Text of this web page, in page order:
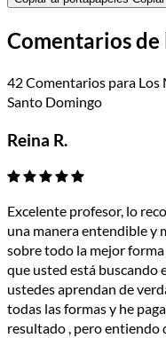
Comentarios de
42 Comentarios para Los
Santo Domingo
Reina R.
Excelente profesor, lo
una manera entendible y
sobre todo la mejor
que usted está buscando
ustedes aprendan de
todas las formas y he
resultado , pero entiendo